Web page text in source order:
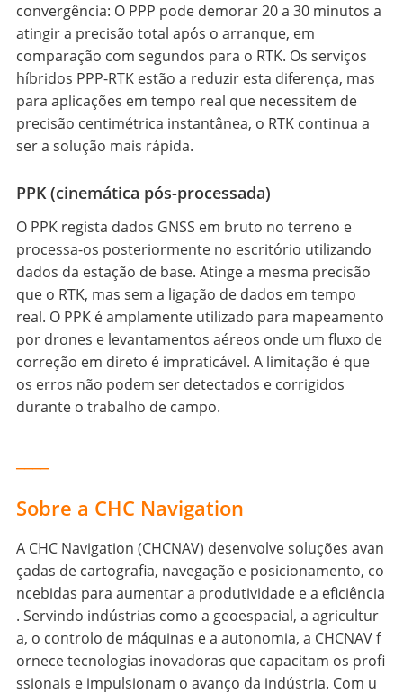
convergência: O PPP pode demorar 20 a 30 minutos a
atingir a precisão total após o arranque, em
comparação com segundos para o RTK. Os serviços
híbridos PPP-RTK estão a reduzir esta diferença, mas
para aplicações em tempo real que necessitem de
precisão centimétrica instantânea, o RTK continua a
ser a solução mais rápida.
PPK (cinemática pós-processada)
O PPK regista dados GNSS em bruto no terreno e
processa-os posteriormente no escritório utilizando
dados da estação de base. Atinge a mesma precisão
que o RTK, mas sem a ligação de dados em tempo
real. O PPK é amplamente utilizado para mapeamento
por drones e levantamentos aéreos onde um fluxo de
correção em direto é impraticável. A limitação é que
os erros não podem ser detectados e corrigidos
durante o trabalho de campo.
Sobre a CHC Navigation
A CHC Navigation (CHCNAV) desenvolve soluções avan
çadas de cartografia, navegação e posicionamento, co
ncebidas para aumentar a produtividade e a eficiência
. Servindo indústrias como a geoespacial, a agricultur
a, o controlo de máquinas e a autonomia, a CHCNAV f
ornece tecnologias inovadoras que capacitam os profi
ssionais e impulsionam o avanço da indústria. Com u